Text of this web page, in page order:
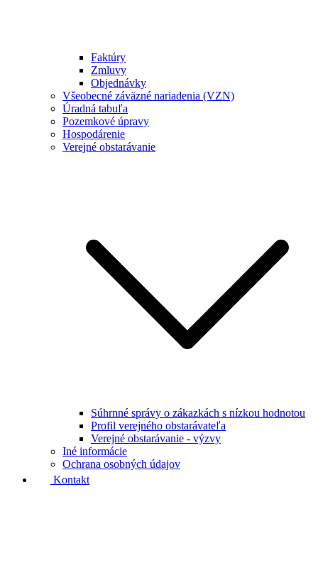
Faktúry
Zmluvy
Objednávky
Všeobecné záväzné nariadenia (VZN)
Úradná tabuľa
Pozemkové úpravy
Hospodárenie
Verejné obstarávanie
Súhrnné správy o zákazkách s nízkou hodnotou
Profil verejného obstarávateľa
Verejné obstarávanie - výzvy
Iné informácie
Ochrana osobných údajov
Kontakt